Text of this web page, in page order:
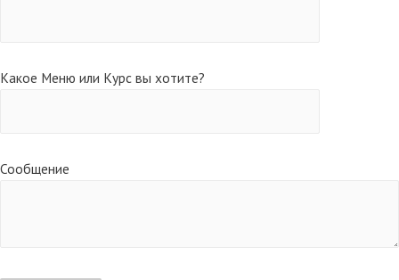
Какое Меню или Курс вы хотите?
Сообщение